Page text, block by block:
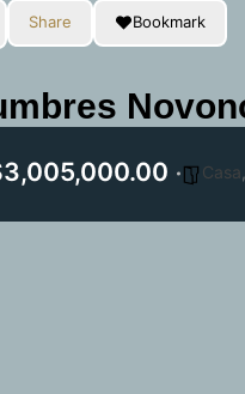
Share Bookmark
Casa,